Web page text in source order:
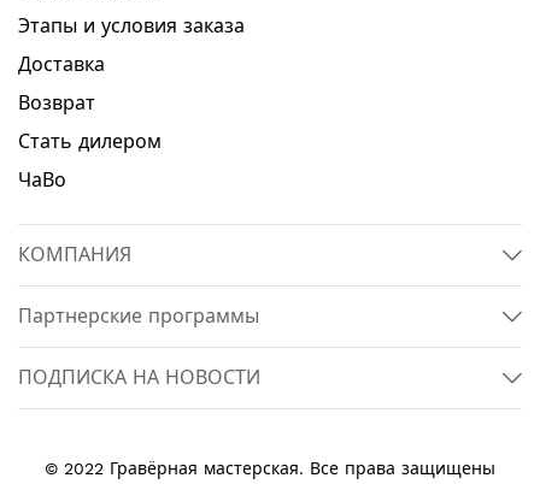
Этапы и условия заказа
Доставка
Возврат
Стать дилером
ЧаВо
КОМПАНИЯ
Партнерские программы
ПОДПИСКА НА НОВОСТИ
© 2022 Гравёрная мастерская. Все права защищены